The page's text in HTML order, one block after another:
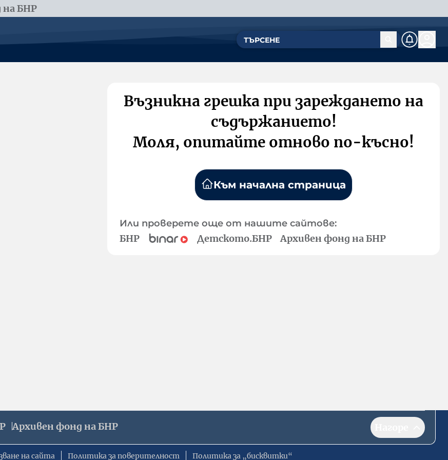
на БНР
Възникна грешка при зареждането на
съдържанието!
Моля, опитайте отново по-късно!
Към начална страница
Или проверете още от нашите сайтове:
БНР Детското.БНР Архивен фонд на БНР
Архивен фонд на БНР
на сайта Политика за поверителност Политика за „бисквитки“